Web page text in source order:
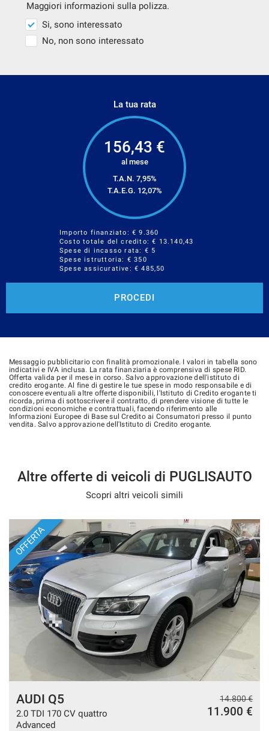
Maggiori informazioni sulla polizza.
Si, sono interessato
No, non sono interessato
La tua rata
156,43 €
al mese
T.A.N. 7,95%
T.A.E.G. 12,07%
Importo finanziato: €9.360
Costo totale del credito: € 13.140,43
Spese di incasso rata: € 5
Spese istruttoria: € 350
Spese assicurative: €485,50
PROCEDI
Messaggio pubblicitario con finalità promozionale. I valori in tabella sono
indicativi e IVA inclusa. La rata finanziaria è comprensiva di spese RID.
Offerta valida per il mese in corso. Salvo approvazione dell'istituto di
credito erogante. Al fine di gestire le tue spese in modo responsabile e di
conoscere eventuali altre offerte disponibili, l'Istituto di Credito erogante ti
ricorda, prima di sottoscrivere il contratto, di prendere visione di tutte le
condizioni economiche e contrattuali, facendo riferimento alle
Informazioni Europee di Base sul Credito ai Consumatori presso il punto
vendita. Salvo approvazione dell'Istituto di Credito erogante.
Altre offerte di veicoli di PUGLISAUTO
Scopri altri veicoli simili
OFFERTA
AUDI Q5
2.0 TDI 170 CV quattro
Advanced
14.800 €
11.900 €